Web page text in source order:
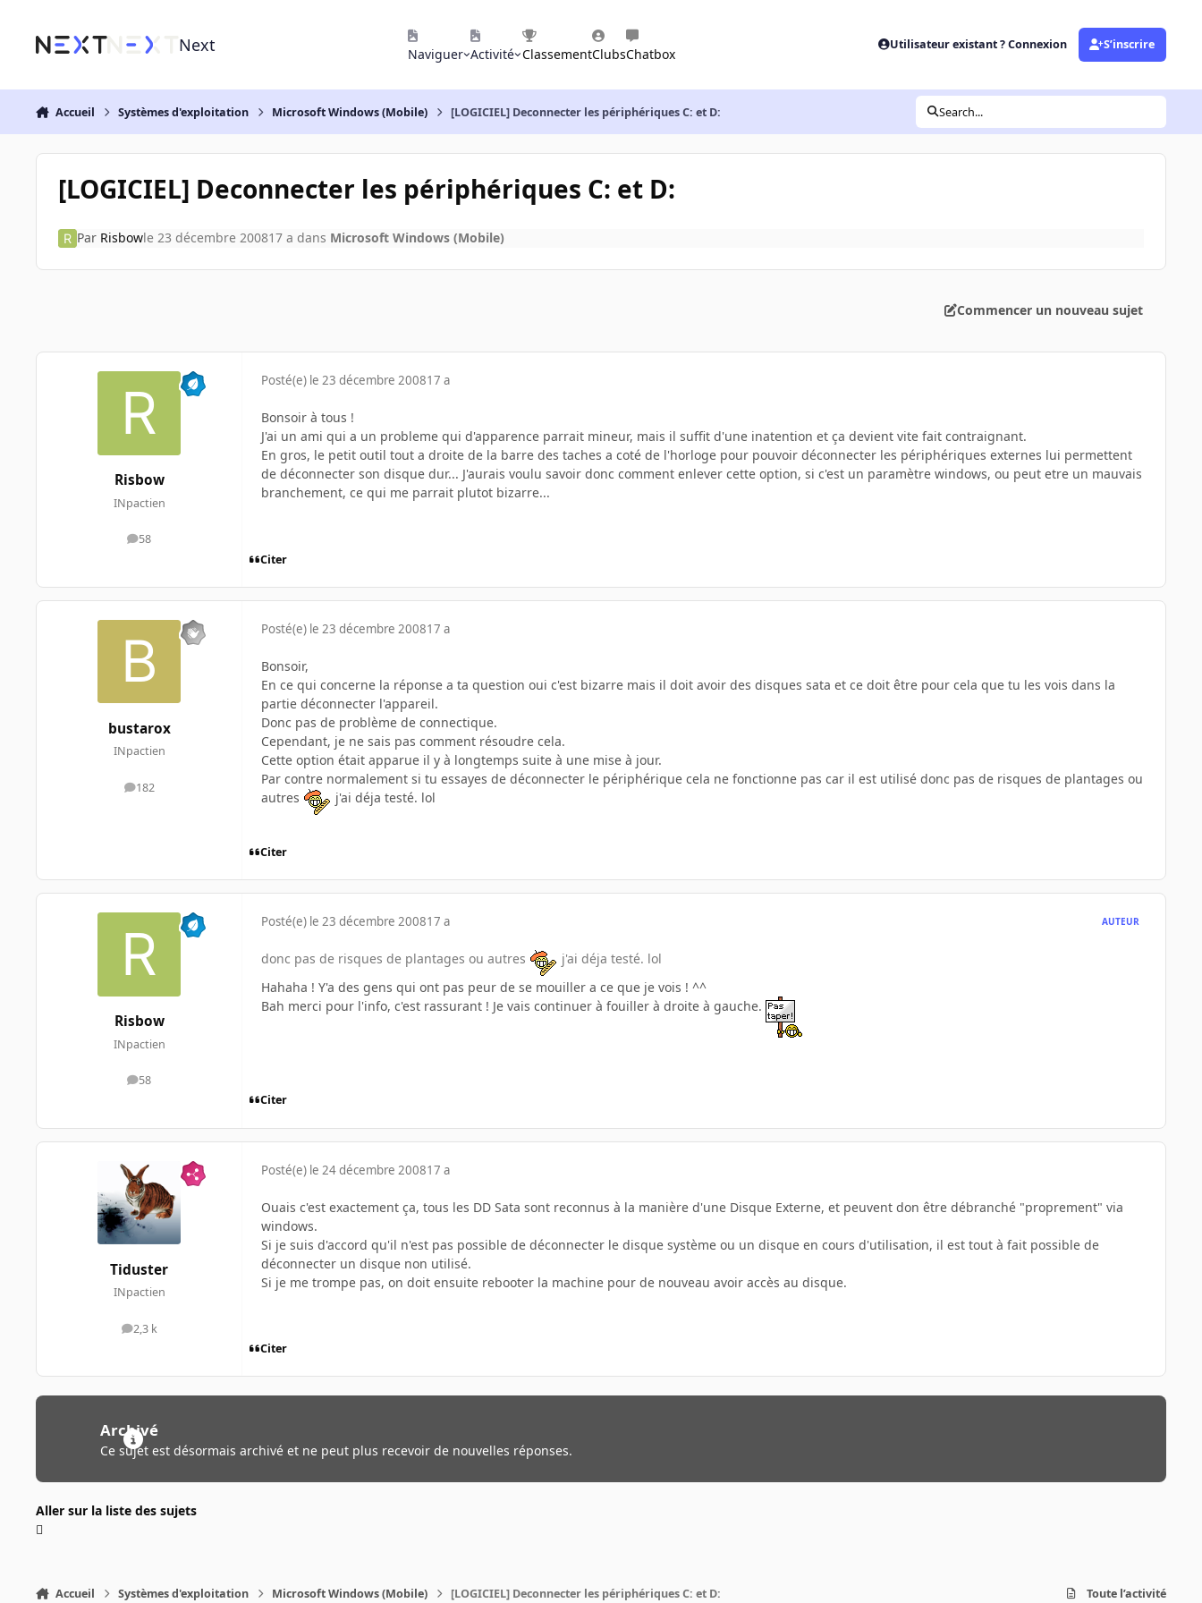
Next Naviguer Activité ClassementClubsChatbox
Utilisateur existant ? Connexion S’inscrire
Accueil Systèmes d'exploitation Microsoft Windows (Mobile) [LOGICIEL] Deconnecter les périphériques C: et D: Search...
[LOGICIEL] Deconnecter les périphériques C: et D:
Par Risbowle 23 décembre 200817 a dans Microsoft Windows (Mobile)
Commencer un nouveau sujet
Risbow
INpactien
58
messages
Posté(e) le 23 décembre 200817 a
Bonsoir à tous !
J'ai un ami qui a un probleme qui d'apparence parrait mineur, mais il suffit d'une inatention et ça devient vite fait contraignant.
En gros, le petit outil tout a droite de la barre des taches a coté de l'horloge pour pouvoir déconnecter les périphériques externes lui permettent
de déconnecter son disque dur... J'aurais voulu savoir donc comment enlever cette option, si c'est un paramètre windows, ou peut etre un mauvais
branchement, ce qui me parrait plutot bizarre...
Citer
bustarox
INpactien
182
messages
Posté(e) le 23 décembre 200817 a
Bonsoir,
En ce qui concerne la réponse a ta question oui c'est bizarre mais il doit avoir des disques sata et ce doit être pour cela que tu les vois dans la
partie déconnecter l'appareil.
Donc pas de problème de connectique.
Cependant, je ne sais pas comment résoudre cela.
Cette option était apparue il y à longtemps suite à une mise à jour.
Par contre normalement si tu essayes de déconnecter le périphérique cela ne fonctionne pas car il est utilisé donc pas de risques de plantages ou
autres
j'ai déja testé. lol
Citer
Risbow
INpactien
58
messages
Posté(e) le 23 décembre 200817 a AUTEUR
donc pas de risques de plantages ou autres
j'ai déja testé. lol
Hahaha ! Y'a des gens qui ont pas peur de se mouiller a ce que je vois ! ^^
Bah merci pour l'info, c'est rassurant ! Je vais continuer à fouiller à droite à gauche.
Citer
Tiduster
INpactien
2,3 k
messages
Posté(e) le 24 décembre 200817 a
Ouais c'est exactement ça, tous les DD Sata sont reconnus à la manière d'une Disque Externe, et peuvent don être débranché "proprement" via
windows.
Si je suis d'accord qu'il n'est pas possible de déconnecter le disque système ou un disque en cours d'utilisation, il est tout à fait possible de
déconnecter un disque non utilisé.
Si je me trompe pas, on doit ensuite rebooter la machine pour de nouveau avoir accès au disque.
Citer
Archivé
Ce sujet est désormais archivé et ne peut plus recevoir de nouvelles réponses.
Aller sur la liste des sujets
Accueil Systèmes d'exploitation Microsoft Windows (Mobile) [LOGICIEL] Deconnecter les périphériques C: et D: Toute l’activité